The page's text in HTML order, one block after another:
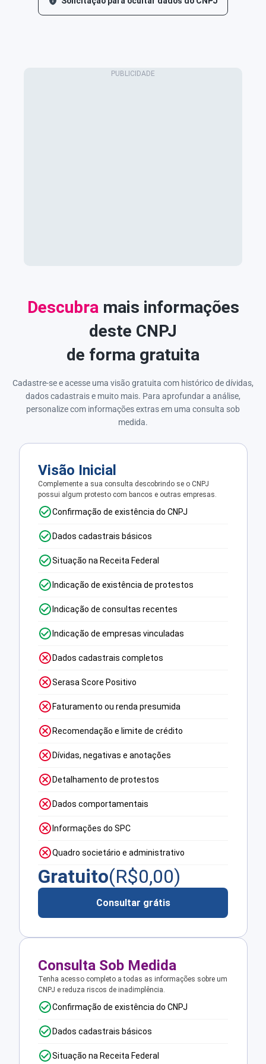
Descubra mais informações
deste CNPJ
de forma gratuita
Cadastre-se e acesse uma visão gratuita com histórico de dívidas,
dados cadastrais e muito mais. Para aprofundar a análise,
personalize com informações extras em uma consulta sob
medida.
Visão Inicial
Complemente a sua consulta descobrindo se o CNPJ
possui algum protesto com bancos e outras empresas.
Confirmação de existência do CNPJ
Dados cadastrais básicos
Situação na Receita Federal
Indicação de existência de protestos
Indicação de consultas recentes
Indicação de empresas vinculadas
Dados cadastrais completos
Serasa Score Positivo
Faturamento ou renda presumida
Recomendação e limite de crédito
Dívidas, negativas e anotações
Detalhamento de protestos
Dados comportamentais
Informações do SPC
Quadro societário e administrativo
Gratuito(R$0,00)
Consultar grátis
Consulta Sob Medida
Tenha acesso completo a todas as informações sobre um
CNPJ e reduza riscos de inadimplência.
Confirmação de existência do CNPJ
Dados cadastrais básicos
Situação na Receita Federal